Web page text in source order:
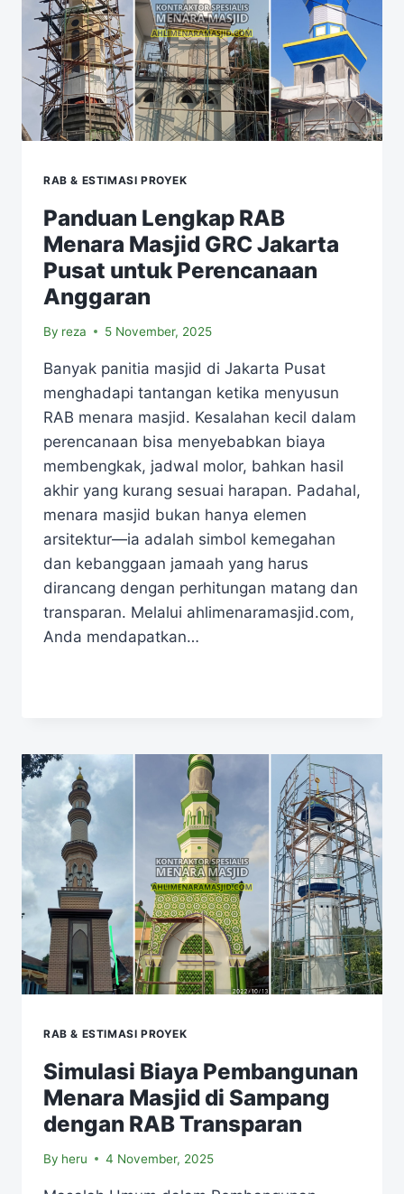
RAB & ESTIMASI PROYEK
Panduan Lengkap RAB
Menara Masjid GRC Jakarta
Pusat untuk Perencanaan
Anggaran
By reza 5 November, 2025
Banyak panitia masjid di Jakarta Pusat
menghadapi tantangan ketika menyusun
RAB menara masjid. Kesalahan kecil dalam
perencanaan bisa menyebabkan biaya
membengkak, jadwal molor, bahkan hasil
akhir yang kurang sesuai harapan. Padahal,
menara masjid bukan hanya elemen
arsitektur—ia adalah simbol kemegahan
dan kebanggaan jamaah yang harus
dirancang dengan perhitungan matang dan
transparan. Melalui ahlimenaramasjid.com,
Anda mendapatkan…
RAB & ESTIMASI PROYEK
Simulasi Biaya Pembangunan
Menara Masjid di Sampang
dengan RAB Transparan
By heru 4 November, 2025